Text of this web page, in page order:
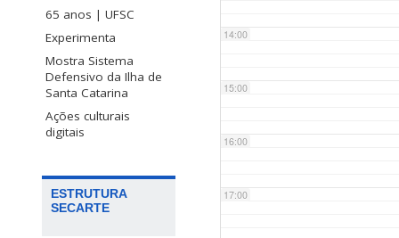
65 anos | UFSC
Experimenta
Mostra Sistema
Defensivo da Ilha de
Santa Catarina
Ações culturais
digitais
ESTRUTURA
SECARTE
14:00
15:00
16:00
17:00